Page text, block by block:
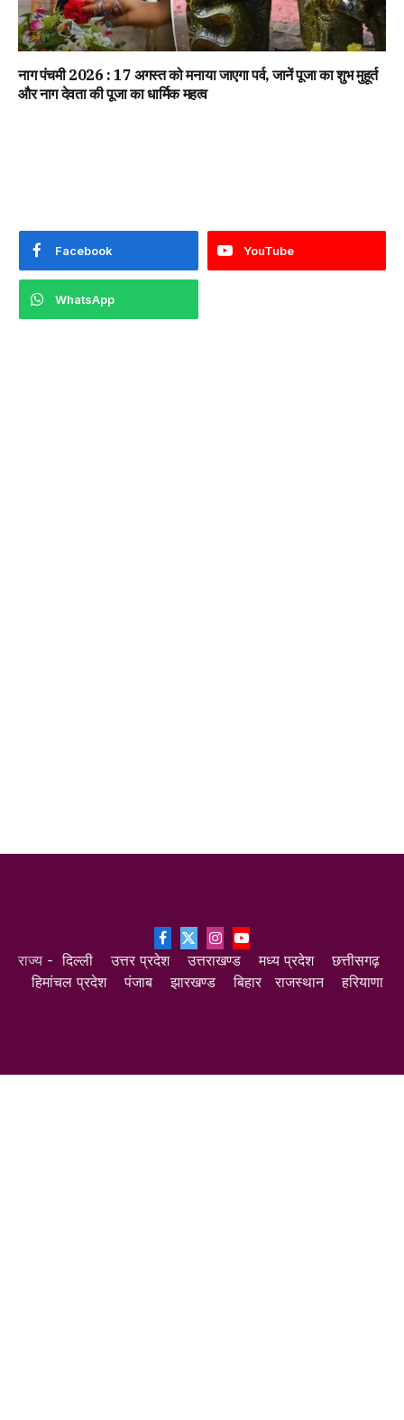
नाग पंचमी 2026 : 17 अगस्त को मनाया जाएगा पर्व, जानें पूजा का शुभ मुहूर्त
और नाग देवता की पूजा का धार्मिक महत्व
Facebook YouTube
WhatsApp
Facebook
X
(Twitter)
InstagramYouTube
राज्य -दिल्ली उत्तर प्रदेश उत्तराखण्ड मध्य प्रदेश
छत्तीसगढ़
हिमांचल प्रदेश
पंजाब झारखण्ड बिहार राजस्थान हरियाणा